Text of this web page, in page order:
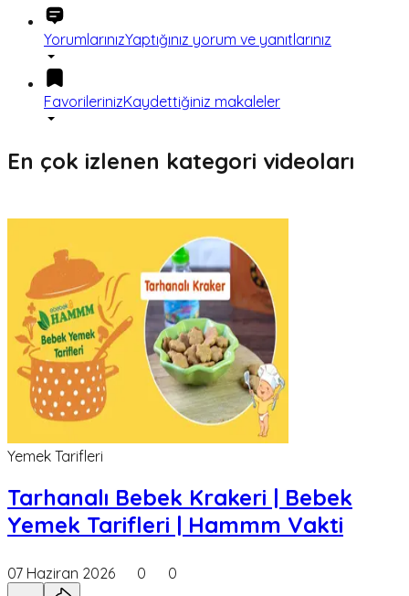
YorumlarınızYaptığınız yorum ve yanıtlarınız
FavorilerinizKaydettiğiniz makaleler
En çok izlenen kategori videoları
Yemek Tarifleri
Tarhanalı Bebek Krakeri | Bebek
Yemek Tarifleri | Hammm Vakti
07 Haziran 2026 0 0